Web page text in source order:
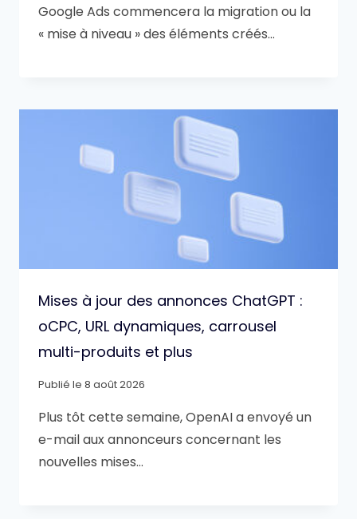
Google Ads commencera la migration ou la
« mise à niveau » des éléments créés…
Mises à jour des annonces ChatGPT :
oCPC, URL dynamiques, carrousel
multi-produits et plus
Publié le 8 août 2026
Plus tôt cette semaine, OpenAI a envoyé un
e-mail aux annonceurs concernant les
nouvelles mises…